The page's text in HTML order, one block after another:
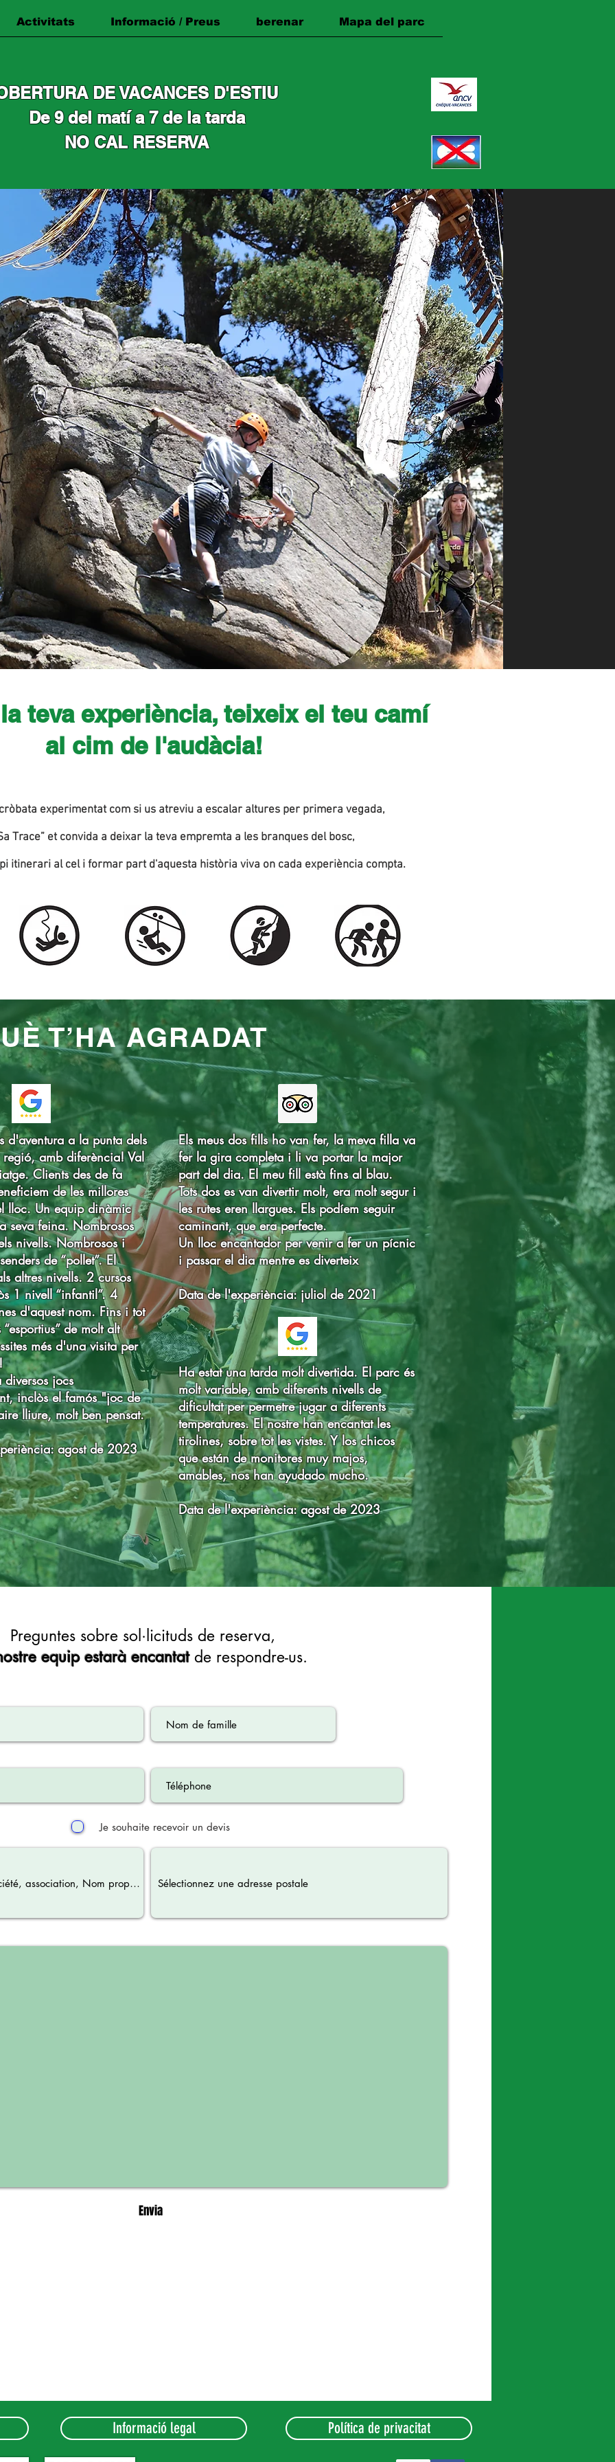
Activitats Informació / Preus berenar Mapa del parc
DE VACANCES D'ESTIU
De 9 del matí a 7 de la tarda
NO CAL RESERVA
teva experiència, teixeix el teu camí
al cim de l'audàcia!
experimentat com si us atreviu a escalar altures per primera vegada,
Trace” et convida a deixar la teva empremta a les branques del bosc,
itinerari al cel i formar part d'aquesta història viva on cada experiència compta.
T’HA AGRADAT
d'aventura a la punta dels
amb diferència! Val
Clients des de fa
de les millores
lloc. Un equip dinàmic
seva feina. Nombrosos
nivells. Nombrosos i
de “pollet”. El
altres nivells. 2 cursos
1 nivell “infantil”. 4
d'aquest nom. Fins i tot
de molt alt
més d'una visita per
diversos jocs
inclòs el famós "joc de
lliure, molt ben pensat.
agost de 2023
Els meus dos fills ho van fer, la meva filla va
fer la gira completa i li va portar la major
part del dia. El meu fill està fins al blau.
Tots dos es van divertir molt, era molt segur i
les rutes eren llargues. Els podíem seguir
caminant, que era perfecte.
Un lloc encantador per venir a fer un pícnic
i passar el dia mentre es diverteix
Data de l'experiència: juliol de 2021
Ha estat una tarda molt divertida. El parc és
molt variable, amb diferents nivells de
dificultat per permetre jugar a diferents
temperatures. El nostre han encantat les
tirolines, sobre tot les vistes. Y los chicos
que están de monitores muy majos,
amables, nos han ayudado mucho.
Data de l'experiència: agost de 2023
Preguntes sobre sol·licituds de reserva,
equip estarà encantatde respondre-us.
Je souhaite recevoir un devis
Envia
Informació legal Política de privacitat